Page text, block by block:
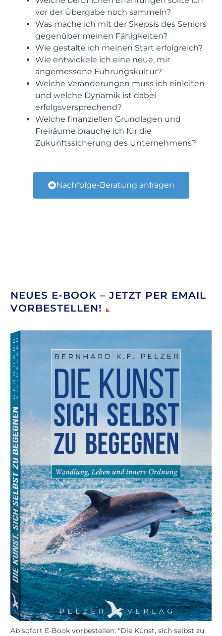
vor der Übergabe noch sammeln?
Was mache ich mit der Skepsis des Seniors
gegenüber meinen Fähigkeiten?
Wie gestalte ich meinen Start erfolgreich?
Wie entwickele ich eine neue, mir
angemessene Führungskultur?
Welche Veränderungen muss ich einleiten
und welche Dynamik ist dabei
erfolgsversprechend?
Welche finanziellen Grundlagen und
Freiräume brauche ich für die
Zukunftssicherung des Unternehmens?
Nachfolge-Beratung anfragen
NEUES E-BOOK – JETZT PER EMAIL
VORBESTELLEN!
Ab sofort E-Book vorbestellen: "Die Kunst, sich selbst zu